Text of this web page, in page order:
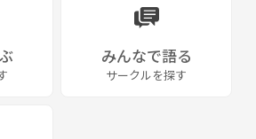
みんなで語る
サークルを探す